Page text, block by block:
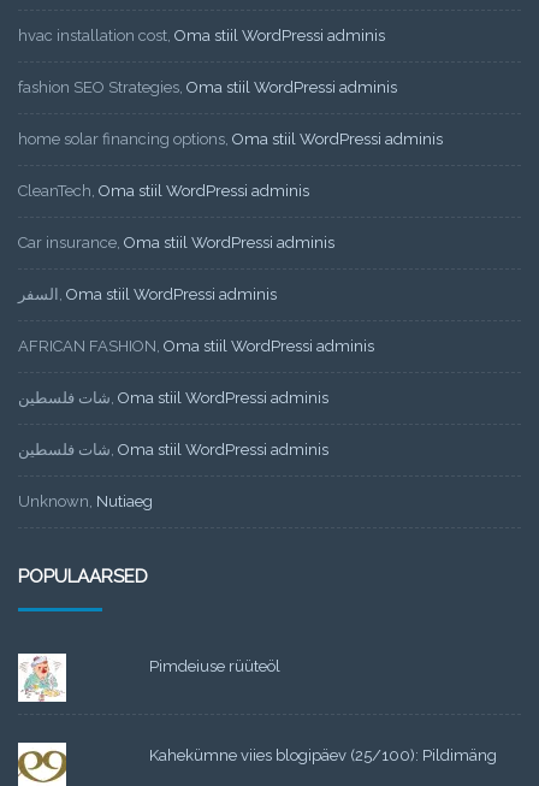
hvac installation cost, Oma stiil WordPressi adminis
fashion SEO Strategies, Oma stiil WordPressi adminis
home solar financing options, Oma stiil WordPressi adminis
CleanTech, Oma stiil WordPressi adminis
Car insurance, Oma stiil WordPressi adminis
السفر , Oma stiil WordPressi adminis
AFRICAN FASHION, Oma stiil WordPressi adminis
شات فلسطين, Oma stiil WordPressi adminis
شات فلسطين, Oma stiil WordPressi adminis
Unknown, Nutiaeg
POPULAARSED
Pimdeiuse rüüteöl
Kahekümne viies blogipäev (25/100): Pildimäng